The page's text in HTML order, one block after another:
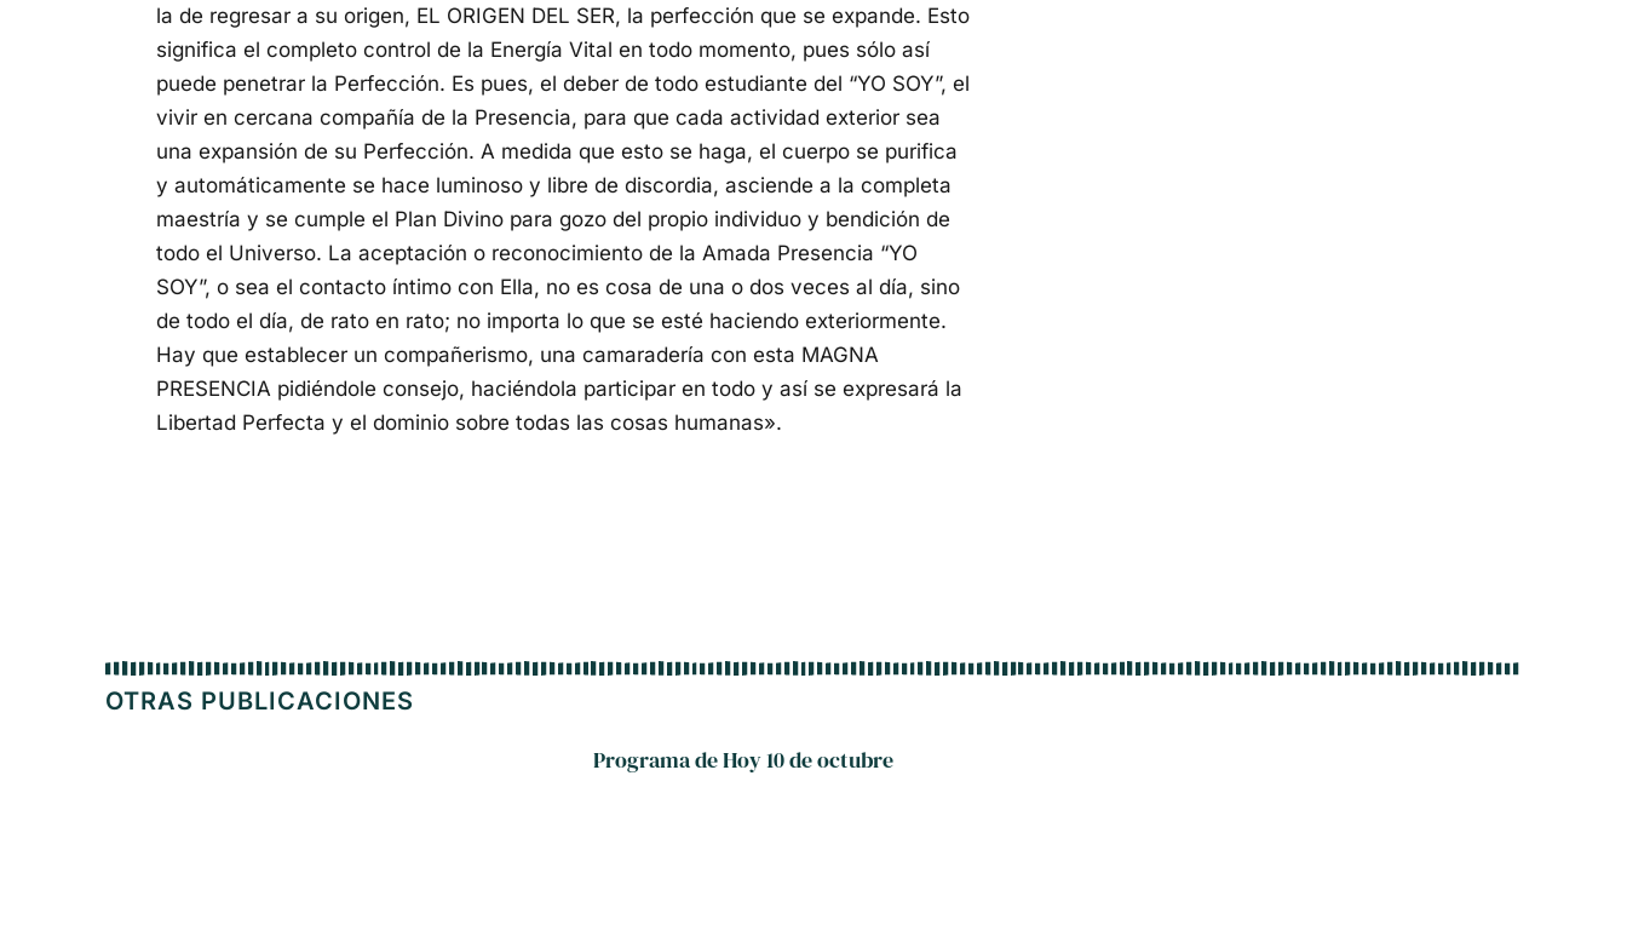
la de regresar a su origen, EL ORIGEN DEL SER, la perfección que se expande. Esto
significa el completo control de la Energía Vital en todo momento, pues sólo así
puede penetrar la Perfección. Es pues, el deber de todo estudiante del “YO SOY”, el
vivir en cercana compañía de la Presencia, para que cada actividad exterior sea
una expansión de su Perfección. A medida que esto se haga, el cuerpo se purifica
y automáticamente se hace luminoso y libre de discordia, asciende a la completa
maestría y se cumple el Plan Divino para gozo del propio individuo y bendición de
todo el Universo. La aceptación o reconocimiento de la Amada Presencia “YO
SOY”, o sea el contacto íntimo con Ella, no es cosa de una o dos veces al día, sino
de todo el día, de rato en rato; no importa lo que se esté haciendo exteriormente.
Hay que establecer un compañerismo, una camaradería con esta MAGNA
PRESENCIA pidiéndole consejo, haciéndola participar en todo y así se expresará la
Libertad Perfecta y el dominio sobre todas las cosas humanas».
OTRAS PUBLICACIONES
Programa de Hoy 10 de octubre